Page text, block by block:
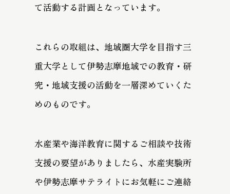
て活動する計画となっています。
これらの取組は、地域圏大学を目指す三
重大学として伊勢志摩地域での教育・研
究・地域支援の活動を一層深めていくた
めのものです。
水産業や海洋教育に関するご相談や技術
支援の要望がありましたら、水産実験所
や伊勢志摩サテライトにお気軽にご連絡